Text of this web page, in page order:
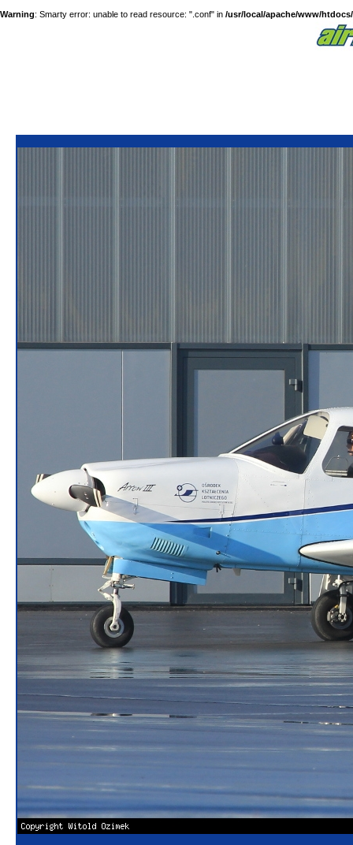
Warning: Smarty error: unable to read resource: ".conf" in /usr/local/apache/www/